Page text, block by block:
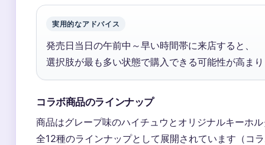
実用的なアドバイス
発売日当日の午前中～早い時間帯に来店すると、
選択肢が最も多い状態で購入できる可能性が高ま
コラボ商品のラインナップ
商品はグレープ味のハイチュウとオリジナルキーホ
全12種のラインナップとして展開されています（コ